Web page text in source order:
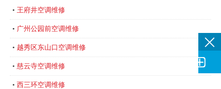
• 王府井空调维修
• 广州公园前空调维修
• 越秀区东山口空调维修
• 慈云寺空调维修
• 西三环空调维修
